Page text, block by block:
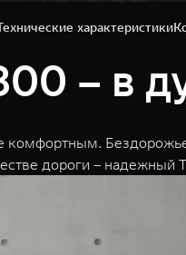
характеристики
– в
комфортным.
дороги –